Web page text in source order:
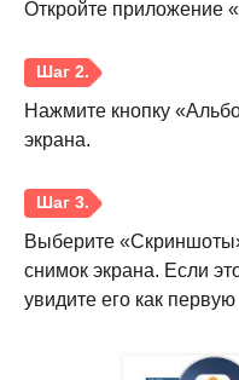
Откройте приложение
Нажмите кнопку
экрана.
Выберите
снимок экрана. Если
увидите его как